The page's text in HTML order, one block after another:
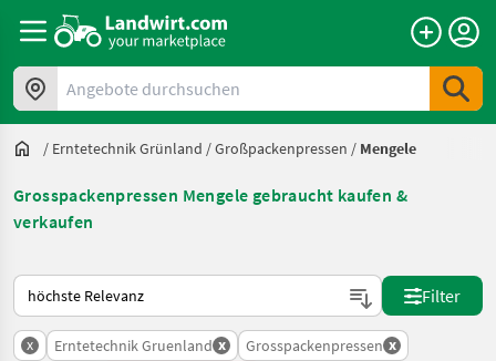
Angebote durchsuchen
/ Erntetechnik Grünland /Großpackenpressen / Mengele
Grosspackenpressen Mengele gebraucht kaufen &
verkaufen
So wird auf Landwirt.com sortiert
Filter
x Erntetechnik Gruenland x Grosspackenpressen x